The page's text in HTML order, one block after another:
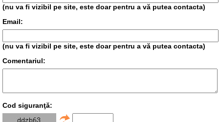
(nu va fi vizibil pe site, este doar pentru a vă putea contacta)
Email:
(nu va fi vizibil pe site, este doar pentru a vă putea contacta)
Comentariul:
Cod siguranţă: